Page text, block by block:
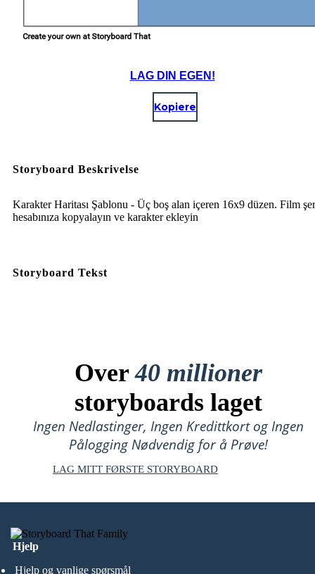
LAG DIN EGEN!
Kopiere
Storyboard Beskrivelse
Karakter Haritası Şablonu - Üç boş alan içeren 16x9 düzen. Film
hesabınıza kopyalayın ve karakter ekleyin
Storyboard Tekst
Over40 millioner
storyboards laget
Ingen Nedlastinger, Ingen Kredittkort og Ingen
Pålogging Nødvendig for å Prøve!
LAG MITT FØRSTE STORYBOARD
Hjelp
Hjelp og vanlige spørsmål